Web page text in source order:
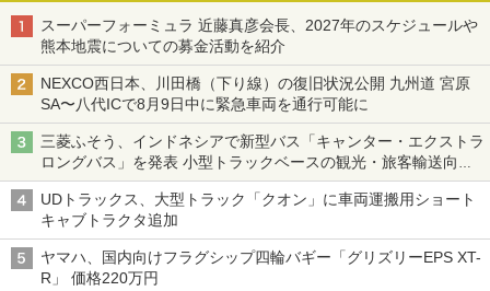
スーパーフォーミュラ 近藤真彦会長、2027年のスケジュールや
熊本地震についての募金活動を紹介
NEXCO西日本、川田橋（下り線）の復旧状況公開 九州道 宮原
SA〜八代ICで8月9日中に緊急車両を通行可能に
三菱ふそう、インドネシアで新型バス「キャンター・エクストラ
ロングバス」を発表 小型トラックベースの観光・旅客輸送向け
バス
UDトラックス、大型トラック「クオン」に車両運搬用ショート
キャブトラクタ追加
ヤマハ、国内向けフラグシップ四輪バギー「グリズリーEPS XT-
R」 価格220万円